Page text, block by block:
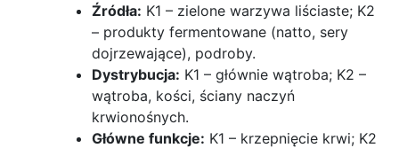
Źródła: K1 – zielone warzywa liściaste; K2
– produkty fermentowane (natto, sery
dojrzewające), podroby.
Dystrybucja: K1 – głównie wątroba; K2 –
wątroba, kości, ściany naczyń
krwionośnych.
Główne funkcje: K1 – krzepnięcie krwi; K2